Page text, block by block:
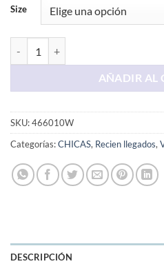
Size
AÑADIR AL
SKU:466010W
Categorías:CHICAS, Recien llegados,
DESCRIPCIÓN